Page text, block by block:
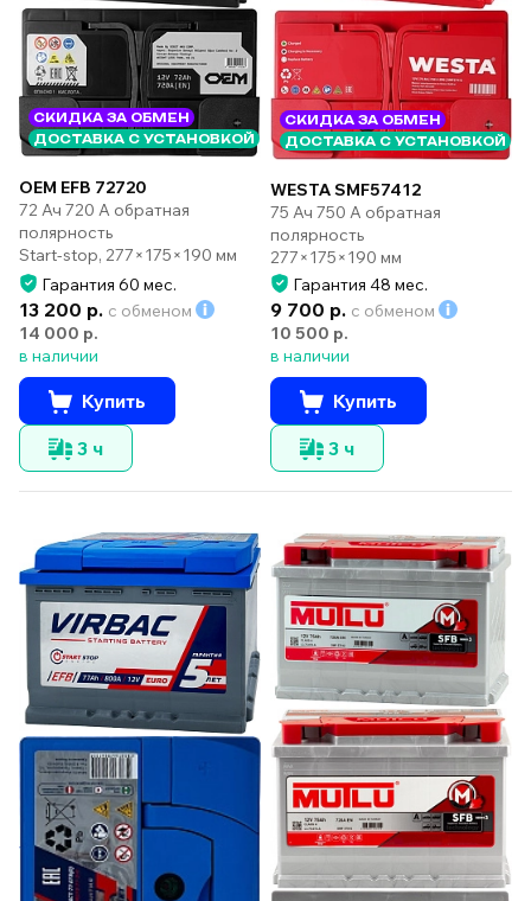
СКИДКА ЗА ОБМЕН
ДОСТАВКА С УСТАНОВКОЙ
OEM EFB 72720
72 Ач 720 А обратная
полярность
Start-stop, 277×175×190 мм
Гарантия 60 мес.
13 200 р. с обменом
14 000 р.
в наличии
Купить
3 ч
СКИДКА ЗА ОБМЕН
ДОСТАВКА С УСТАНОВКОЙ
WESTA SMF57412
75 Ач 750 А обратная
полярность
277×175×190 мм
Гарантия 48 мес.
9 700 р. с обменом
10 500 р.
в наличии
Купить
3 ч